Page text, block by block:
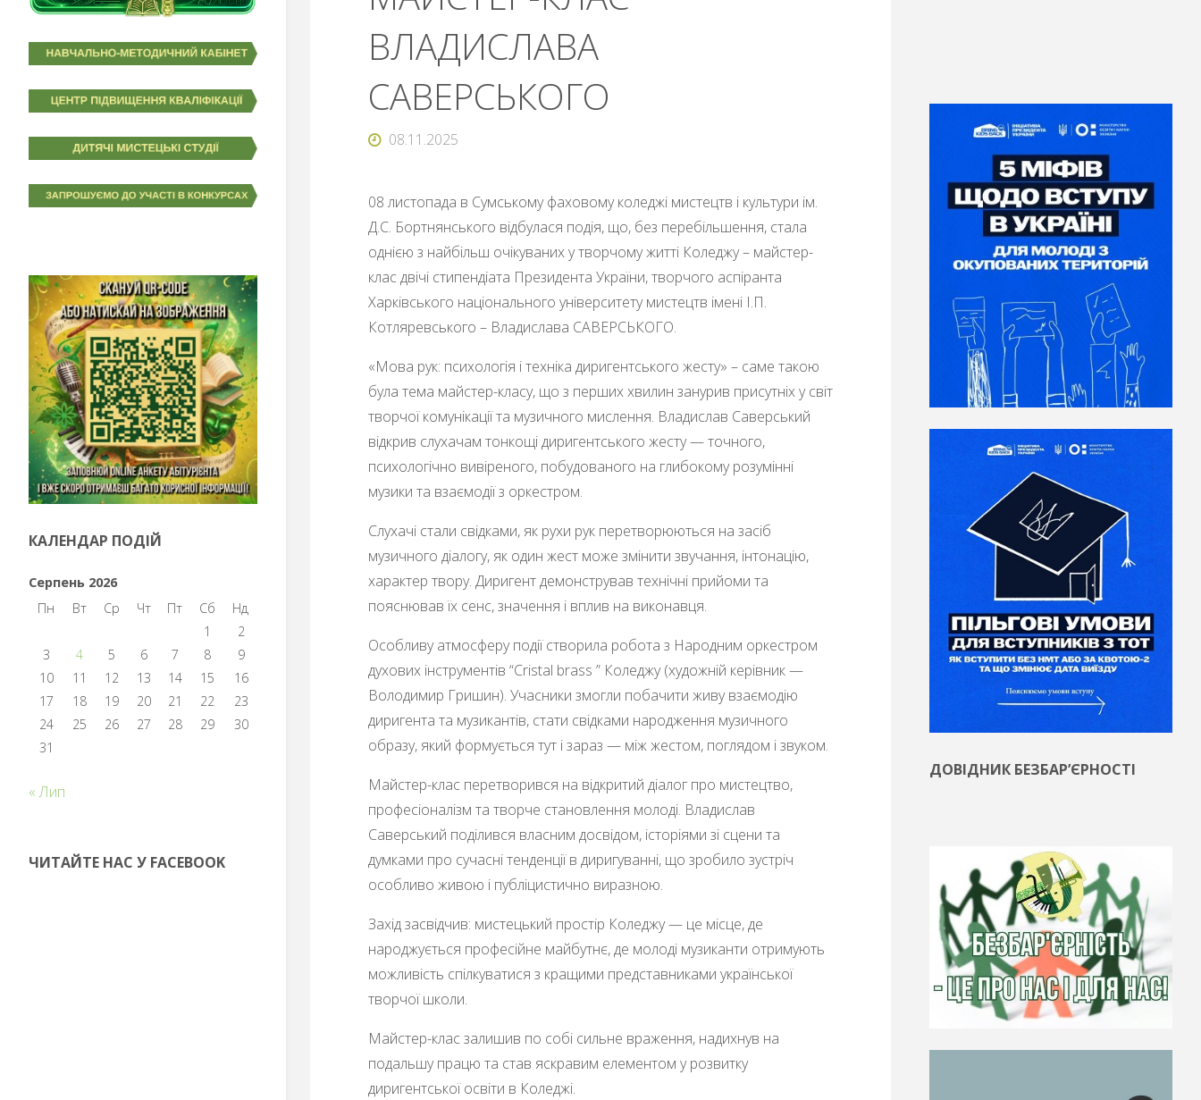
ВЛАДИСЛАВА
САВЕРСЬКОГО
08.11.2025
08 листопада в Сумському фаховому коледжі мистецтв і культури ім.
Д.С. Бортнянського відбулася подія, що, без перебільшення, стала
однією з найбільш очікуваних у творчому житті Коледжу – майстер-
клас двічі стипендіата Президента України, творчого аспіранта
Харківського національного університету мистецтв імені І.П.
Котляревського – Владислава САВЕРСЬКОГО.
«Мова рук: психологія і техніка диригентського жесту» – саме такою
була тема майстер-класу, що з перших хвилин занурив присутніх у світ
творчої комунікації та музичного мислення. Владислав Саверський
відкрив слухачам тонкощі диригентського жесту — точного,
психологічно вивіреного, побудованого на глибокому розумінні
музики та взаємодії з оркестром.
Слухачі стали свідками, як рухи рук перетворюються на засіб
музичного діалогу, як один жест може змінити звучання, інтонацію,
характер твору. Диригент демонстрував технічні прийоми та
пояснював їх сенс, значення і вплив на виконавця.
Особливу атмосферу події створила робота з Народним оркестром
духових інструментів “Cristal brass ” Коледжу (художній керівник —
Володимир Гришин). Учасники змогли побачити живу взаємодію
диригента та музикантів, стати свідками народження музичного
образу, який формується тут і зараз — між жестом, поглядом і звуком.
Майстер-клас перетворився на відкритий діалог про мистецтво,
професіоналізм та творче становлення молоді. Владислав
Саверський поділився власним досвідом, історіями зі сцени та
думками про сучасні тенденції в диригуванні, що зробило зустріч
особливо живою і публіцистично виразною.
Захід засвідчив: мистецький простір Коледжу — це місце, де
народжується професійне майбутнє, де молоді музиканти отримують
можливість спілкуватися з кращими представниками української
творчої школи.
Майстер-клас залишив по собі сильне враження, надихнув на
подальшу працю та став яскравим елементом у розвитку
диригентської освіти в Коледжі.
КАЛЕНДАР ПОДІЙ
Серпень 2026
Пн
Вт Ср Чт Пт Сб
Нд
1
2
3
4 5 6 7 8
9
10
11 12 13 14 15
16
17
18 19 20 21 22
23
24
25 26 27 28 29
30
31
« Лип
ЧИТАЙТЕ НАС У FACEBOOK
ДОВІДНИК БЕЗБАР’ЄРНОСТІ